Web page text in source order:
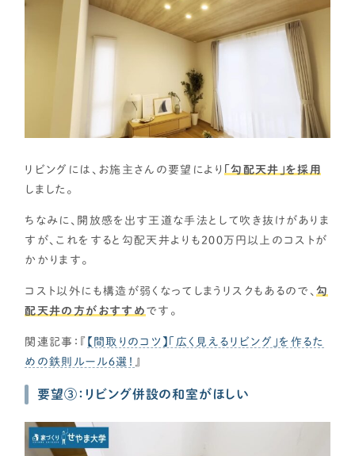
リビングには、お施主さんの要望により 「勾配天井」を採用
しました。
ちなみに、開放感を出す王道な手法として吹き抜けがありま
すが、これをすると勾配天井よりも２００万円以上のコストが
かかります。
コスト以外にも構造が弱くなってしまうリスクもあるので、勾
配天井の方がおすすめ です。
関連記事：『 【間取りのコツ】「広く見えるリビング」を作るた
めの鉄則ルール６選！ 』
要望③：リビング併設の和室がほしい